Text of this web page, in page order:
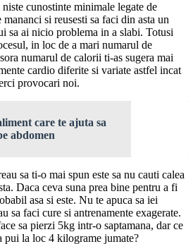
cunostinte minimale legate de
si reusesti sa faci din asta un
sa ai nicio problema in a slabi. Totusi
in loc de a mari numarul de
numarul de calorii ti-as sugera mai
cardio diferite si variate astfel incat
provocari noi.
care te ajuta sa
abdomen
sa ti-o mai spun este sa nu cauti calea
Daca ceva suna prea bine pentru a fi
asa si este. Nu te apuca sa iei
sa faci cure si antrenamente exagerate.
sa pierzi 5kg intr-o saptamana, dar ce
pui la loc 4 kilograme jumate?